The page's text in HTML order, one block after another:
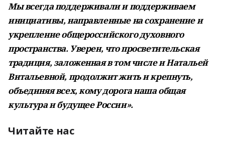
Мы всегда поддерживали и поддерживаем
инициативы, направленные на сохранение и
укрепление общероссийского духовного
пространства. Уверен, что просветительская
традиция, заложенная в том числе и Натальей
Витальевной, продолжит жить и крепнуть,
объединяя всех, кому дорога наша общая
культура и будущее России».
Читайте нас